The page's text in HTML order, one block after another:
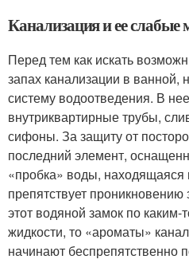
Канализация и ее слабые
Перед тем как искать
запах канализации в ванной,
систему водоотведения. В
внутриквартирные трубы,
сифоны. За защиту от
последний элемент,
«пробка» воды,
препятствует
этот водяной замок по
жидкости, то «ароматы»
начинают беспрепятственно